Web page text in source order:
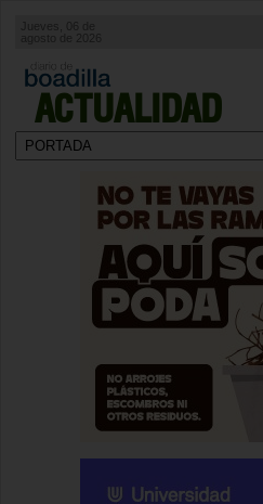
ACTUALIDAD
agosto de 2026